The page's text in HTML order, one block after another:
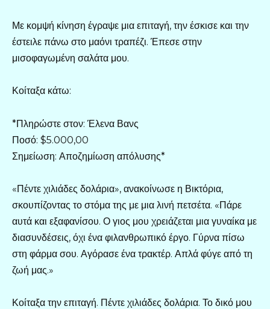
Με κομψή κίνηση έγραψε μια επιταγή, την έσκισε και την
έστειλε πάνω στο μαόνι τραπέζι. Έπεσε στην
μισοφαγωμένη σαλάτα μου.
Κοίταξα κάτω:
*Πληρώστε στον: Έλενα Βανς
Ποσό: $5.000,00
Σημείωση: Αποζημίωση απόλυσης*
«Πέντε χιλιάδες δολάρια», ανακοίνωσε η Βικτόρια,
σκουπίζοντας το στόμα της με μια λινή πετσέτα. «Πάρε
αυτά και εξαφανίσου. Ο γιος μου χρειάζεται μια γυναίκα με
διασυνδέσεις, όχι ένα φιλανθρωπικό έργο. Γύρνα πίσω
στη φάρμα σου. Αγόρασε ένα τρακτέρ. Απλά φύγε από τη
ζωή μας.»
Κοίταξα την επιταγή. Πέντε χιλιάδες δολάρια. Το δικό μου